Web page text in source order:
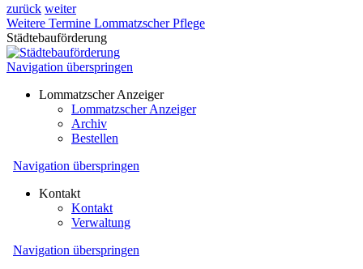
zurück weiter
Weitere Termine Lommatzscher Pflege
Städtebauförderung
Navigation überspringen
Lommatzscher Anzeiger
Lommatzscher Anzeiger
Archiv
Bestellen
Navigation überspringen
Kontakt
Kontakt
Verwaltung
Navigation überspringen